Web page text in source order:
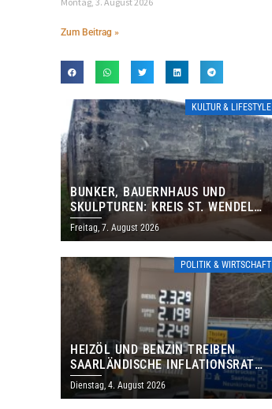
Zum Beitrag »
KULTUR & LIFESTYLE
BUNKER, BAUERNHAUS UND
SKULPTUREN: KREIS ST. WENDEL
LÄDT ZUM TAG DES OFFENEN
DENKMALS EIN
Freitag, 7. August 2026
POLITIK & WIRTSCHAFT
HEIZÖL UND BENZIN TREIBEN
SAARLÄNDISCHE INFLATIONSRATE
IM JULI AUF 3,2 PROZENT
Dienstag, 4. August 2026